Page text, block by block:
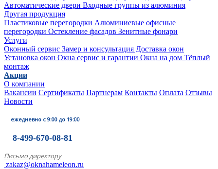
Автоматические двери Входные группы из алюминия
Другая продукция
Пластиковые перегородки Алюминиевые офисные
перегородки Остекление фасадов Зенитные фонари
Услуги
Оконный сервис Замер и консультация Доставка окон
Установка окон Окна сервис и гарантии Окна на дом Тёплый
монтаж
Акции
О компании
Вакансии Сертификаты Партнерам Контакты Оплата Отзывы
Новости
ежедневно с 9:00 до 19:00
8-499-670-08-81
Письмо директору
zakaz@oknahameleon.ru